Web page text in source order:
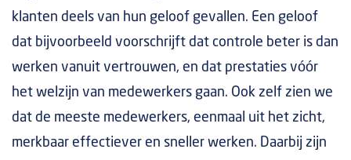
klanten deels van hun geloof gevallen. Een geloof
dat bijvoorbeeld voorschrijft dat controle beter is dan
werken vanuit vertrouwen, en dat prestaties vóór
het welzijn van medewerkers gaan. Ook zelf zien we
dat de meeste medewerkers, eenmaal uit het zicht,
merkbaar effectiever en sneller werken. Daarbij zijn